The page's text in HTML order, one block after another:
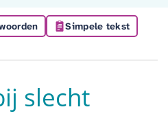
Simpele tekst
slecht